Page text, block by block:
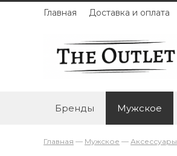
Главная Доставка и оплата
Бренды Мужское
Главная — Мужское — Аксессуары